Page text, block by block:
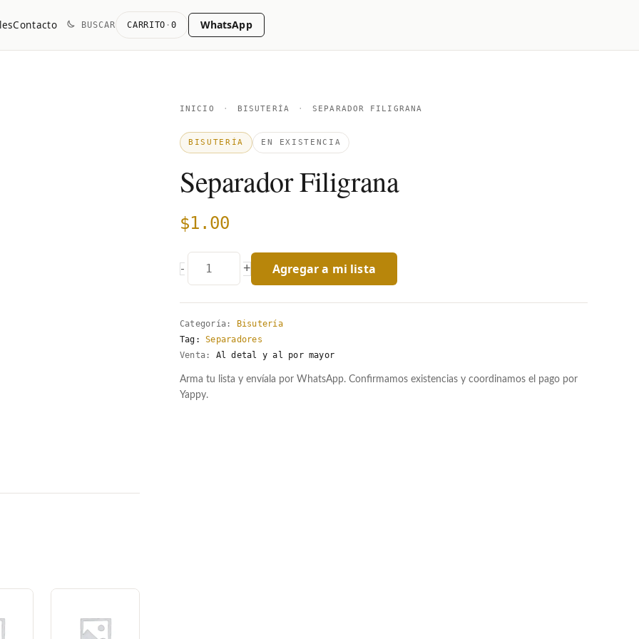
Contacto BUSCAR CARRITO · 0 WhatsApp
INICIO · BISUTERÍA · SEPARADOR FILIGRANA
BISUTERÍA EN EXISTENCIA
Separador Filigrana
$1.00
-
Separador
quantity
+ Agregar a mi lista
Categoría:
Bisutería
Tag:Separadores
Venta:
Al detal y al por mayor
Arma tu lista y envíala por WhatsApp. Confirmamos existencias y coordinamos el pago por
Yappy.